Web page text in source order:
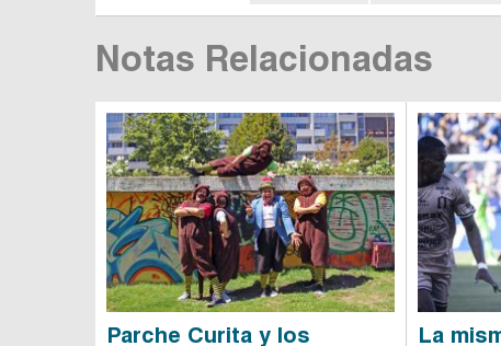
Notas Relacionadas
Parche Curita y los
La